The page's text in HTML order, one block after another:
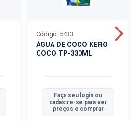
ÁGUA DE COCO KERO
COCO TP-330ML
Código: 5433
Faça seu login ou
cadastre-se para ver
preços e comprar